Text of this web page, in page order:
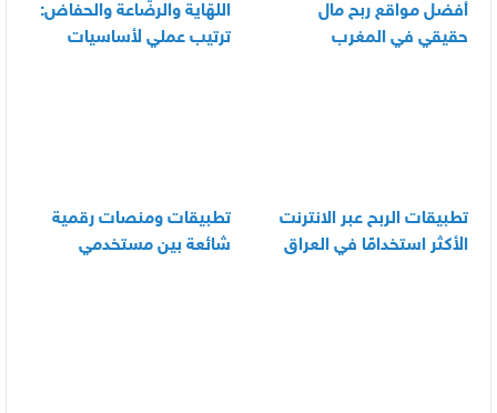
أفضل مواقع ربح مال
حقيقي في المغرب
اللهّاية والرضّاعة والحفاض:
ترتيب عملي لأساسيات
تطبيقات الربح عبر الانترنت
الأكثر استخدامًا في العراق
تطبيقات ومنصات رقمية
شائعة بين مستخدمي